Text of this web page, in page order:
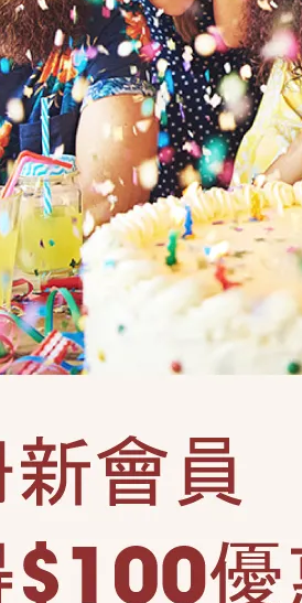
Balloon
送、門市取貨，無法宅配
5天漸進式消氣。含緞帶繩
議可補充空氣維持氣球飽度
氣後發現破損、無法空飄，將無法
、太陽曝曬的地方以及密閉式的後車